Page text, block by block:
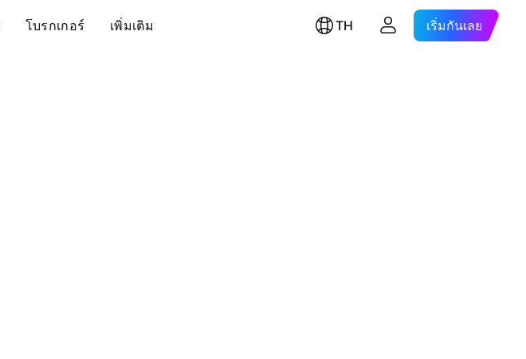
โบรกเกอร์ เพิ่มเติม TH เริ่มกันเลย